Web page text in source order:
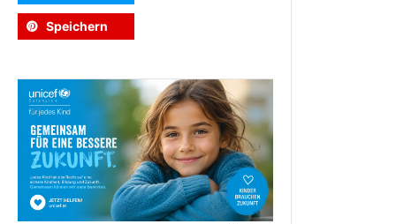
Speichern